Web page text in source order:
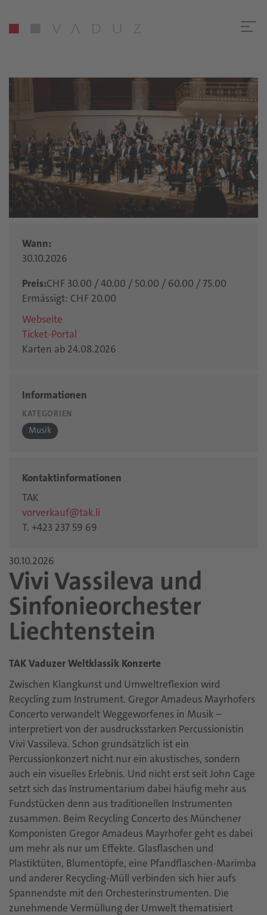
Wann:
30.10.2026
Preis:CHF 30.00 / 40.00 / 50.00 / 60.00 / 75.00
Ermässigt: CHF 20.00
Webseite
Ticket-Portal
Karten ab 24.08.2026
Informationen
KATEGORIEN
Musik
Kontaktinformationen
TAK
vorverkauf@tak.li
T. +423 237 59 69
30.10.2026
Vivi Vassileva und
Sinfonieorchester
Liechtenstein
TAK Vaduzer Weltklassik Konzerte
Zwischen Klangkunst und Umweltreflexion wird
Recycling zum Instrument. Gregor Amadeus Mayrhofers
Concerto verwandelt Weggeworfenes in Musik –
interpretiert von der ausdrucksstarken Percussionistin
Vivi Vassileva. Schon grundsätzlich ist ein
Percussionkonzert nicht nur ein akustisches, sondern
auch ein visuelles Erlebnis. Und nicht erst seit John Cage
setzt sich das Instrumentarium dabei häufig mehr aus
Fundstücken denn aus traditionellen Instrumenten
zusammen. Beim Recycling Concerto des Münchener
Komponisten Gregor Amadeus Mayrhofer geht es dabei
um mehr als nur um Effekte. Glasflaschen und
Plastiktüten, Blumentöpfe, eine Pfandflaschen-Marimba
und anderer Recycling-Müll verbinden sich hier aufs
Spannendste mit den Orchesterinstrumenten. Die
zunehmende Vermüllung der Umwelt thematisiert